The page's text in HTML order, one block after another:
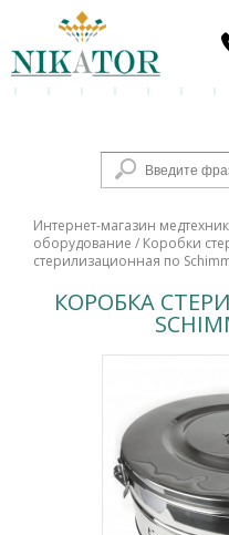
Интернет-магазин
оборудование / Коробки
стерилизационная по
КОРОБКА